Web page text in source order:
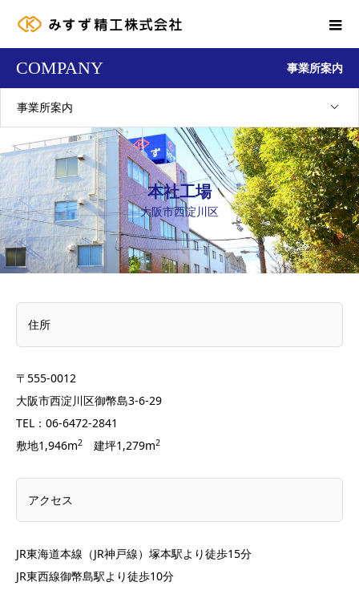
COMPANY 事業所案内
事業所案内
本社工場
大阪市西淀川区
住所
〒555-0012
大阪市西淀川区御幣島3-6-29
TEL：06-6472-2841
敷地1,946m2 建坪1,279m2
アクセス
JR東海道本線（JR神戸線）塚本駅より徒歩15分
JR東西線御幣島駅より徒歩10分